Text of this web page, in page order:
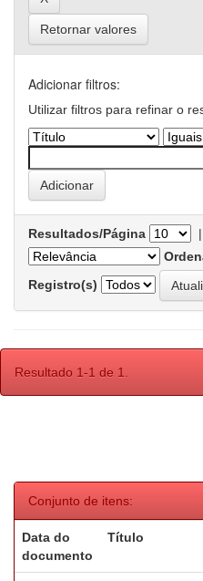
Retornar valores
Adicionar filtros:
Utilizar filtros para refinar o
Resultados/Página |
Registro(s)
Resultado 1-1 de 1.
Conjunto de itens:
Data do
documento
Título